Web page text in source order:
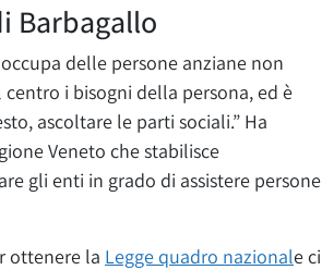
Barbagallo
delle persone anziane non
i bisogni della persona, ed è
ascoltare le parti sociali.” Ha
Veneto che stabilisce
gli enti in grado di assistere persone
ottenere la Legge quadro nazionale ci